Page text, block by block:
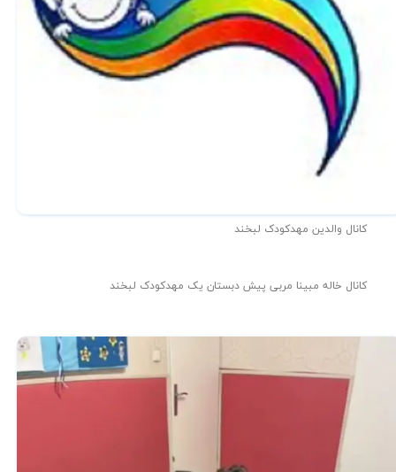
کانال والدین مهدکودک لبخند
کانال خاله مبینا مربی پیش دبستان یک مهدکودک لبخند